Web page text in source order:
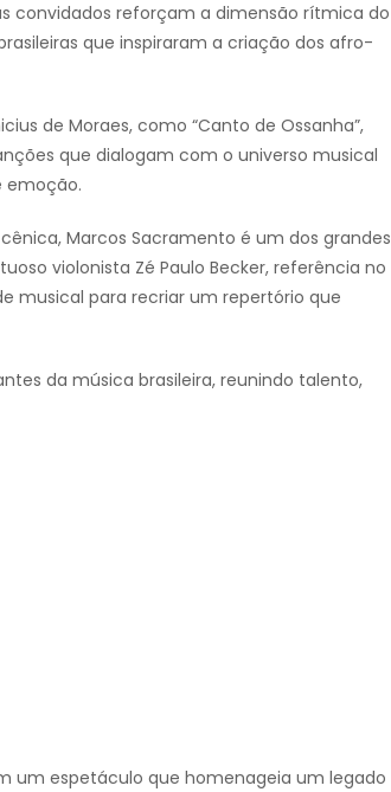
convidados reforçam a dimensão rítmica do
que inspiraram a criação dos afro-
de Moraes, como “Canto de Ossanha”,
que dialogam com o universo musical
emoção.
Marcos Sacramento é um dos grandes
violonista Zé Paulo Becker, referência no
musical para recriar um repertório que
da música brasileira, reunindo talento,
um espetáculo que homenageia um legado